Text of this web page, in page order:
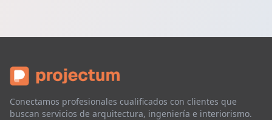
Conectamos profesionales cualificados con clientes que
buscan servicios de arquitectura, ingeniería e interiorismo.